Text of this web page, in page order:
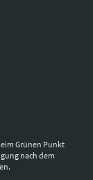
Grünen Punkt
nach dem